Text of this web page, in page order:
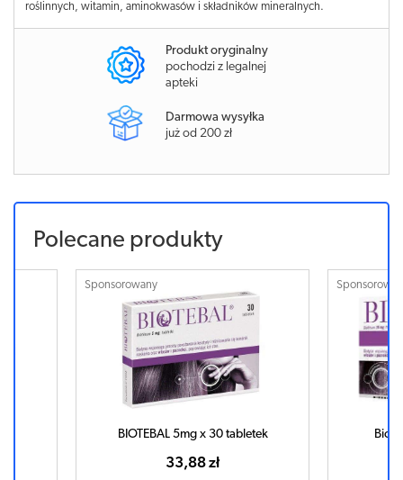
roślinnych, witamin, aminokwasów i składników mineralnych.
Produkt oryginalny
pochodzi z legalnej
apteki
Darmowa wysyłka
już od 200 zł
Polecane produkty
Sponsorowany
BIOTEBAL 5mg x 30 tabletek
33,88 zł